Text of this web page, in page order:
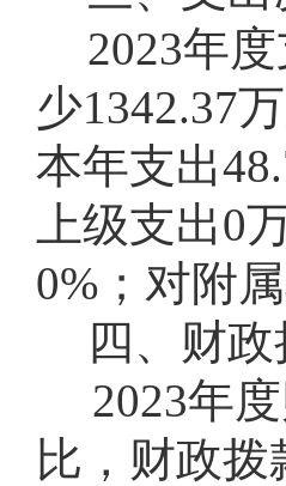
2023年
少1342.37
本年支出
上级支出0
0%；对附
四、财
2023年
比，财政